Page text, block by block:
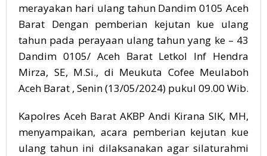
merayakan hari ulang tahun Dandim 0105 Aceh
Barat Dengan pemberian kejutan kue ulang
tahun pada perayaan ulang tahun yang ke – 43
Dandim 0105/ Aceh Barat Letkol Inf Hendra
Mirza, SE, M.Si., di Meukuta Cofee Meulaboh
Aceh Barat , Senin (13/05/2024) pukul 09.00 Wib.
Kapolres Aceh Barat AKBP Andi Kirana SIK, MH,
menyampaikan, acara pemberian kejutan kue
ulang tahun ini dilaksanakan agar silaturahmi